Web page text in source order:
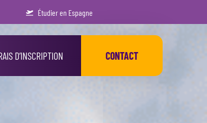
Étudier en Espagne
D’INSCRIPTION CONTACT